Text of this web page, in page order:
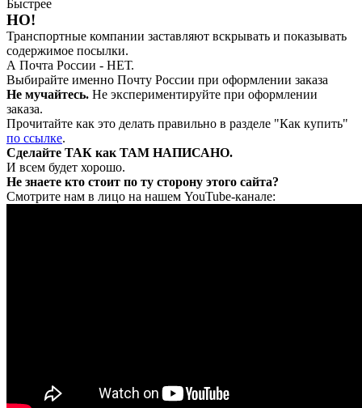
Быстрее
НО!
Транспортные компании заставляют вскрывать и показывать
содержимое посылки.
А Почта России - НЕТ.
Выбирайте именно Почту России при оформлении заказа
Не мучайтесь. Не экспериментируйте при оформлении
заказа.
Прочитайте как это делать правильно в разделе "Как купить"
по ссылке.
Сделайте ТАК как ТАМ НАПИСАНО.
И всем будет хорошо.
Не знаете кто стоит по ту сторону этого сайта?
Смотрите нам в лицо на нашем YouTube-канале: